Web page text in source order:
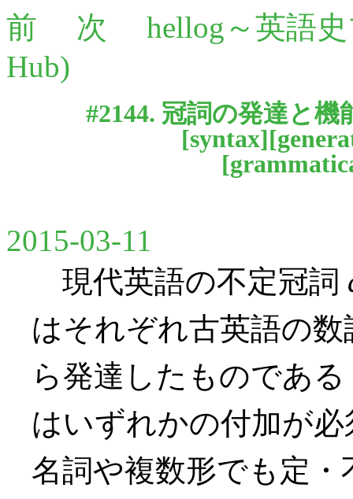
前 次
hellog～英語
Hub)
#2144. 冠詞の発達と機
[syntax][
[
2015-03-11
現代英語の不定冠詞
はそれぞれ古英語の
ら発達したものであ
はいずれかの付加が
名詞や複数形でも定